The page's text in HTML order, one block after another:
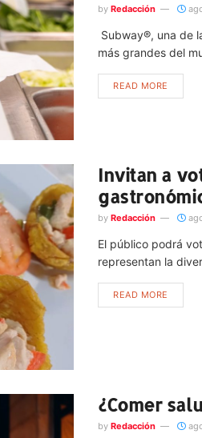
by Redacción
Subway®, una de
más grandes del
READ MORE
Invitan a
by Redacción
El público podrá
representan la
READ MORE
¿Comer
by Redacción